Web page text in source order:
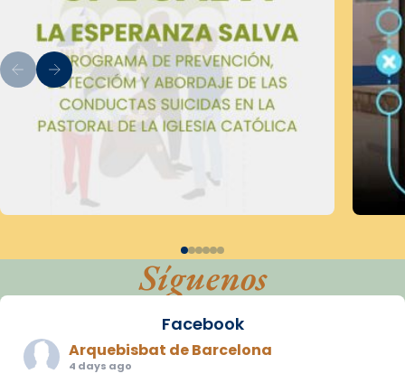
Síguenos
Facebook
Arquebisbat de Barcelona
4 days ago